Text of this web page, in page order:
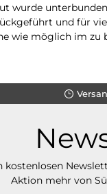
wurde
und für
wie möglich im zu
kostenlosen
Aktion mehr von